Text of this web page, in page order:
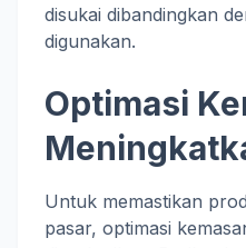
disukai dibandingkan
digunakan.
Optimasi
Untuk memastikan
pasar, optimasi